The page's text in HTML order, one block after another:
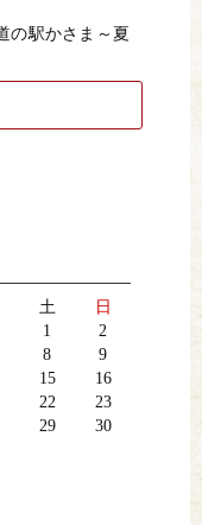
の駅かさま～夏
土
日
1
2
8
9
15
16
22
23
29
30